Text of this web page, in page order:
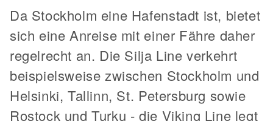
Da Stockholm eine Hafenstadt ist, bietet
sich eine Anreise mit einer Fähre daher
regelrecht an. Die Silja Line verkehrt
beispielsweise zwischen Stockholm und
Helsinki, Tallinn, St. Petersburg sowie
Rostock und Turku - die Viking Line legt